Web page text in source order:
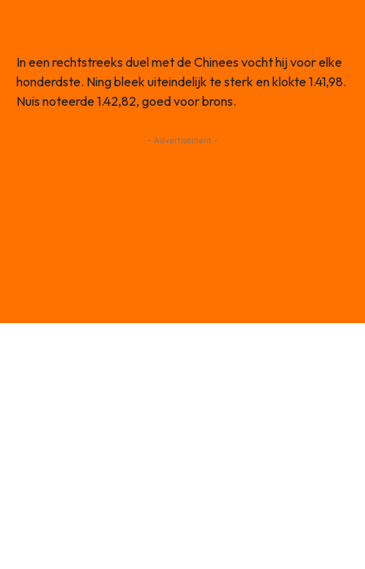
In een rechtstreeks duel met de Chinees vocht hij voor elke
honderdste. Ning bleek uiteindelijk te sterk en klokte 1.41,98.
Nuis noteerde 1.42,82, goed voor brons.
- Advertisement -